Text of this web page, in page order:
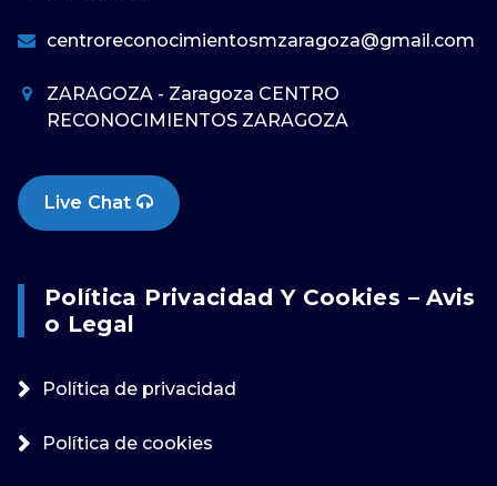
centroreconocimientosmzaragoza@gmail.com
ZARAGOZA - Zaragoza CENTRO
RECONOCIMIENTOS ZARAGOZA
Live Chat
Política Privacidad Y Cookies – Avis
O Legal
Política de privacidad
Política de cookies